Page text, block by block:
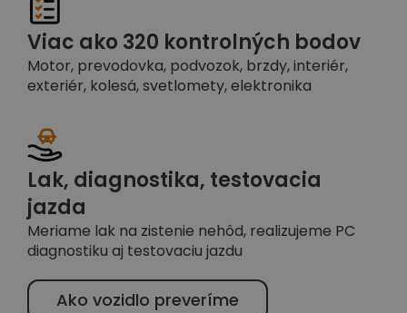
Viac ako 320 kontrolných bodov
Motor, prevodovka, podvozok, brzdy, interiér,
exteriér, kolesá, svetlomety, elektronika
Lak, diagnostika, testovacia
jazda
Meriame lak na zistenie nehôd, realizujeme PC
diagnostiku aj testovaciu jazdu
Ako vozidlo preveríme